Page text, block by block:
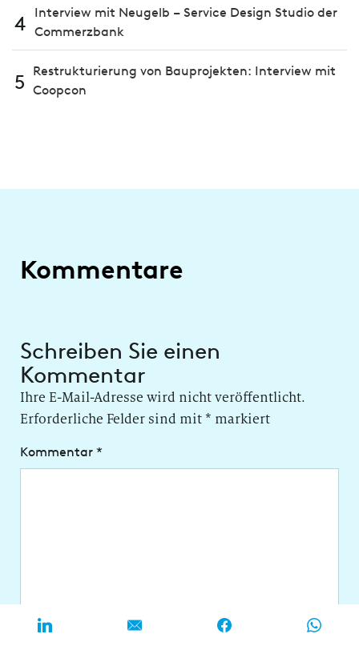
4
Interview mit Neugelb – Service Design Studio der
Commerzbank
5
Restrukturierung von Bauprojekten: Interview mit
Coopcon
Kommentare
Schreiben Sie einen
Kommentar
Ihre E-Mail-Adresse wird nicht veröffentlicht.
Erforderliche Felder sind mit* markiert
Kommentar *
Name